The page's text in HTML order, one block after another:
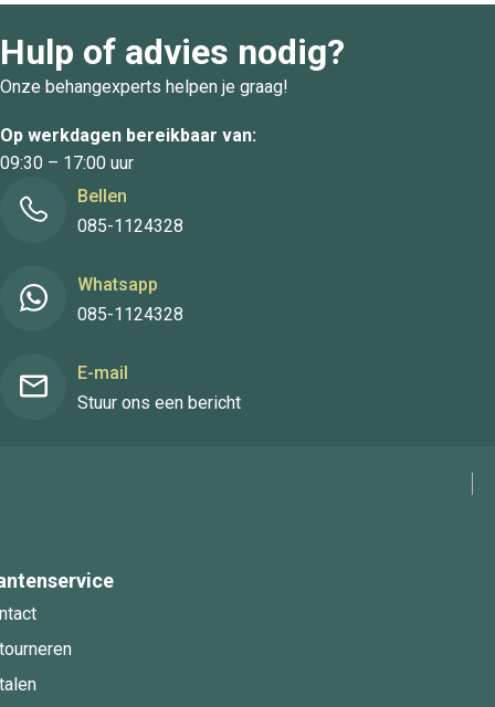
Hulp of advies nodig?
Onze behangexperts helpen je graag!
Op werkdagen bereikbaar van:
09:30 – 17:00 uur
Bellen
085-1124328
Whatsapp
085-1124328
E-mail
Stuur ons een bericht